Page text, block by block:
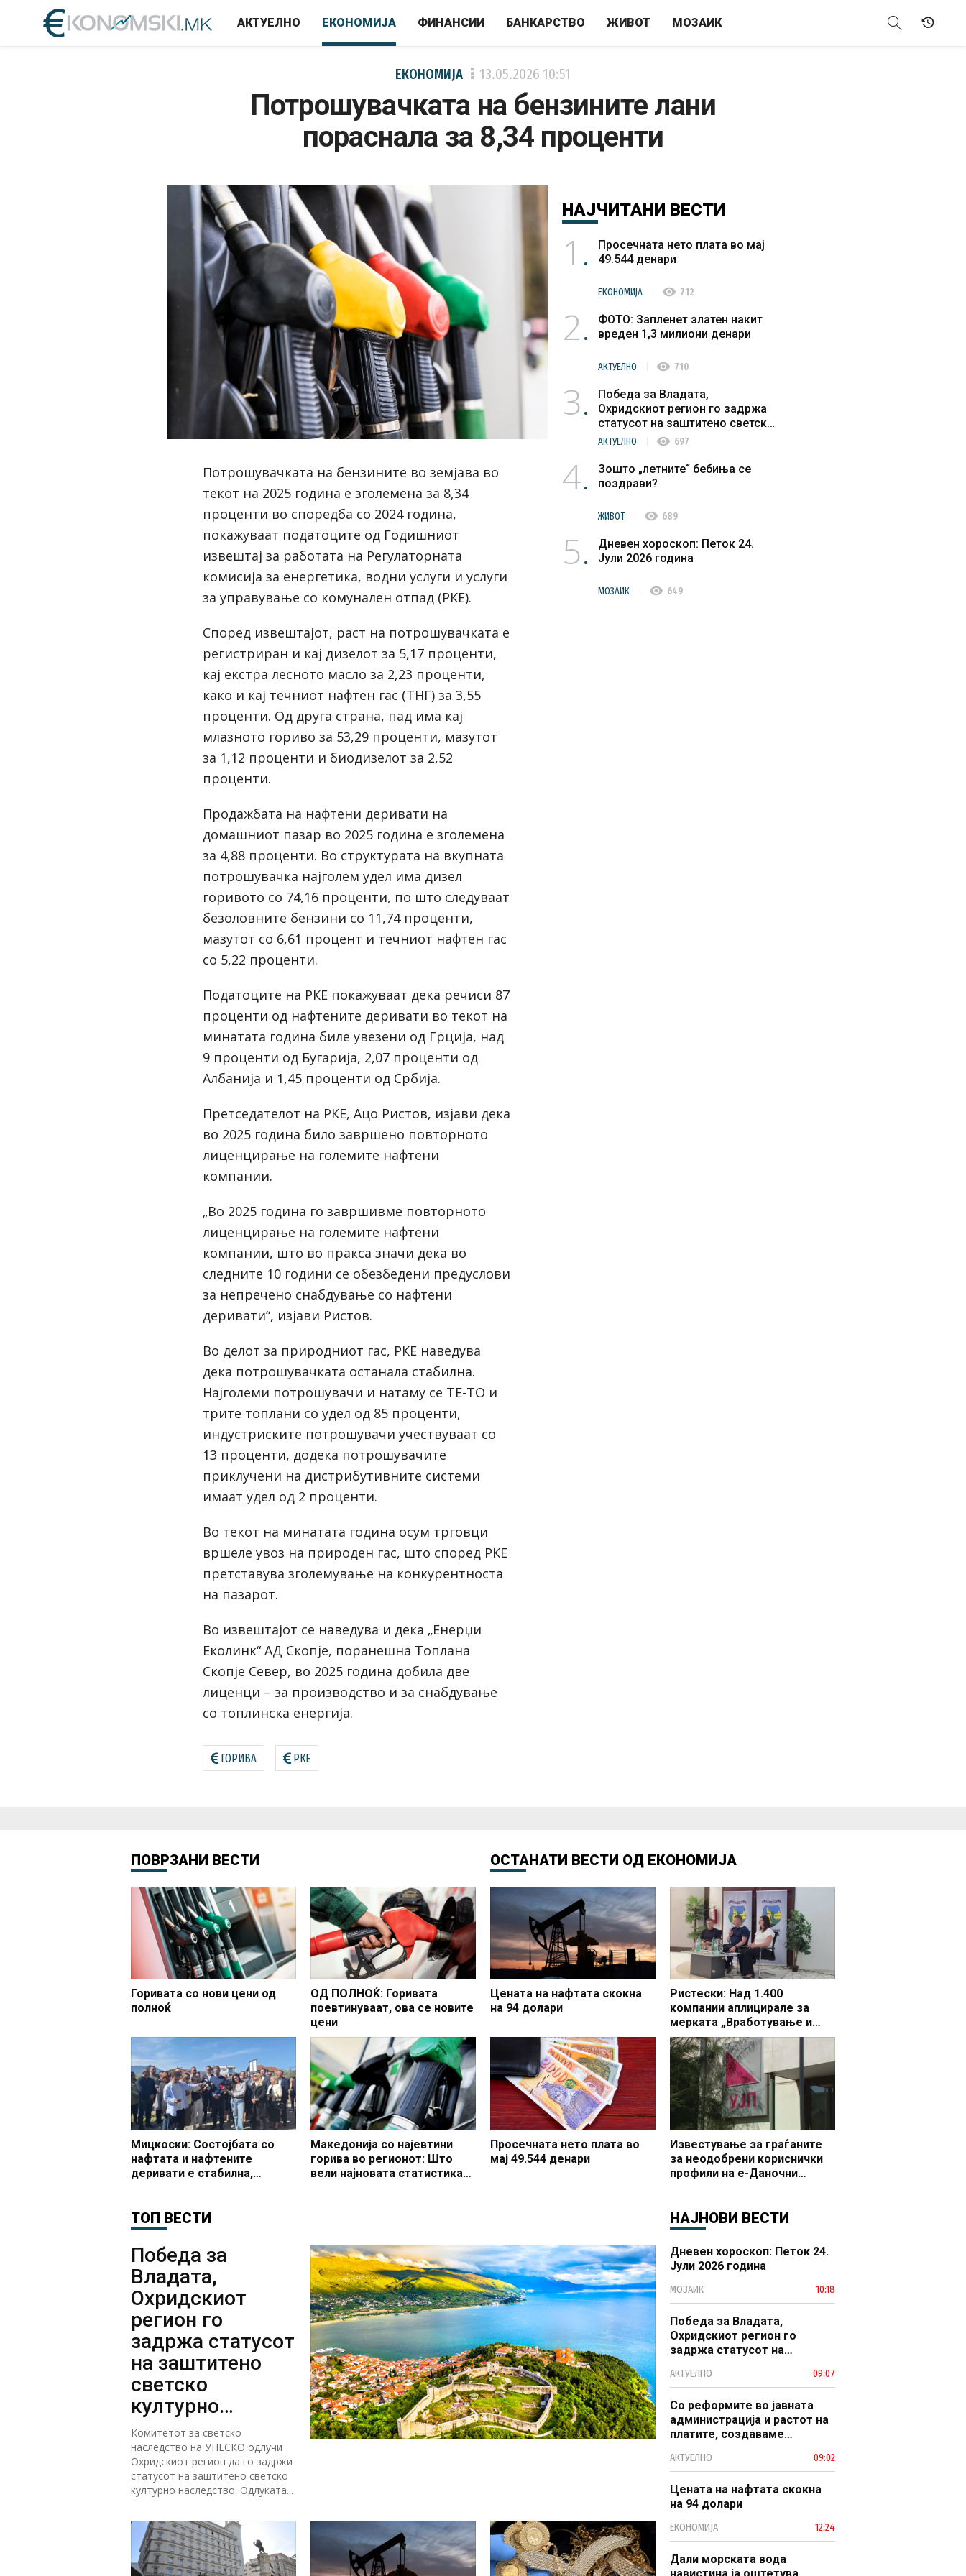
АКТУЕЛНО ЕКОНОМИЈА ФИНАНСИИ БАНКАРСТВО ЖИВОТ МОЗАИК
ЕКОНОМИЈА 13.05.2026 10:51
Потрошувачката на бензините лани
пораснала за 8,34 проценти
Потрошувачката на бензините во земјава во
текот на 2025 година е зголемена за 8,34
проценти во споредба со 2024 година,
покажуваат податоците од Годишниот
извештај за работата на Регулаторната
комисија за енергетика, водни услуги и услуги
за управување со комунален отпад (РКЕ).
Според извештајот, раст на потрошувачката е
регистриран и кај дизелот за 5,17 проценти,
кај екстра лесното масло за 2,23 проценти,
како и кај течниот нафтен гас (ТНГ) за 3,55
проценти. Од друга страна, пад има кај
млазното гориво за 53,29 проценти, мазутот
за 1,12 проценти и биодизелот за 2,52
проценти.
Продажбата на нафтени деривати на
домашниот пазар во 2025 година е зголемена
за 4,88 проценти. Во структурата на вкупната
потрошувачка најголем удел има дизел
горивото со 74,16 проценти, по што следуваат
безоловните бензини со 11,74 проценти,
мазутот со 6,61 процент и течниот нафтен гас
со 5,22 проценти.
Податоците на РКЕ покажуваат дека речиси 87
проценти од нафтените деривати во текот на
минатата година биле увезени од Грција, над
9 проценти од Бугарија, 2,07 проценти од
Албанија и 1,45 проценти од Србија.
Претседателот на РКЕ, Ацо Ристов, изјави дека
во 2025 година било завршено повторното
лиценцирање на големите нафтени
компании.
„Во 2025 година го завршивме повторното
лиценцирање на големите нафтени
компании, што во пракса значи дека во
следните 10 години се обезбедени предуслови
за непречено снабдување со нафтени
деривати“, изјави Ристов.
Во делот за природниот гас, РКЕ наведува
дека потрошувачката останала стабилна.
Најголеми потрошувачи и натаму се ТЕ-ТО и
трите топлани со удел од 85 проценти,
индустриските потрошувачи учествуваат со
13 проценти, додека потрошувачите
приклучени на дистрибутивните системи
имаат удел од 2 проценти.
Во текот на минатата година осум трговци
вршеле увоз на природен гас, што според РКЕ
претставува зголемување на конкурентноста
на пазарот.
Во извештајот се наведува и дека „Енерџи
Еколинк“ АД Скопје, поранешна Топлана
Скопје Север, во 2025 година добила две
лиценци – за производство и за снабдување
со топлинска енергија.
ГОРИВА РКЕ
НАЈЧИТАНИ ВЕСТИ
1
Просечната нето плата во мај
49.544 денари
ЕКОНОМИЈА visibility 712
2
ФОТО: Запленет златен накит
вреден 1,3 милиони денари
АКТУЕЛНО visibility 710
3
Победа за Владата,
Охридскиот регион го задржа
статусот на заштитено светско
културно наследство
АКТУЕЛНО visibility 697
4
Зошто „летните“ бебиња се
поздрави?
ЖИВОТ visibility 689
5
Дневен хороскоп: Петок 24.
Јули 2026 година
МОЗАИК visibility 649
ПОВРЗАНИ ВЕСТИ
Горивата со нови цени од
полноќ
ОД ПОЛНОЌ: Горивата
поевтинуваат, ова се новите
цени
Мицкоски: Состојбата со
нафтата и нафтените
деривати е стабилна,
Македонија со најевтини
горива во регионот: Што
вели најновата статистика
ОСТАНАТИ ВЕСТИ ОД ЕКОНОМИЈА
Цената на нафтата скокна
на 94 долари
Просечната нето плата во
мај 49.544 денари
Ристески: Над 1.400
компании аплицирале за
мерката „Вработување и
раст“, во Делчево 44 фирми
бараат поддршка за 65 нови
вработувања
Известување за граѓаните
за неодобрени кориснички
профили на е-Даночни
ТОП ВЕСТИ
Победа за
Владата,
Охридскиот
регион го
задржа статусот
на заштитено
светско
културно
наследство
Комитетот за светско
наследство на УНЕСКО одлучи
Охридскиот регион да го задржи
статусот на заштитено светско
културно наследство. Одлуката...
НАЈНОВИ ВЕСТИ
Дневен хороскоп: Петок 24.
Јули 2026 година
МОЗАИК 10:18
Победа за Владата,
Охридскиот регион го
задржа статусот на
наследство
АКТУЕЛНО 09:07
Со реформите во јавната
администрација и растот на
платите, создаваме
модерен јавен сектор
АКТУЕЛНО 09:02
Цената на нафтата скокна
на 94 долари
ЕКОНОМИЈА 12:24
Дали морската вода